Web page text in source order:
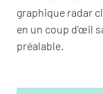
graphique radar
en un coup d’œil
préalable.